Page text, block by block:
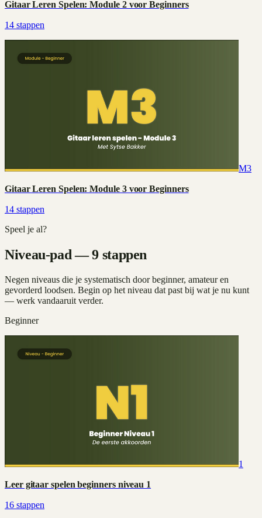
Gitaar Leren Spelen: Module 2 voor Beginners
14 stappen
M3
Gitaar Leren Spelen: Module 3 voor Beginners
14 stappen
Speel je al?
Niveau-pad — 9 stappen
Negen niveaus die je systematisch door beginner, amateur en
gevorderd loodsen. Begin op het niveau dat past bij wat je nu kunt
— werk vandaaruit verder.
Beginner
1
Leer gitaar spelen beginners niveau 1
16 stappen